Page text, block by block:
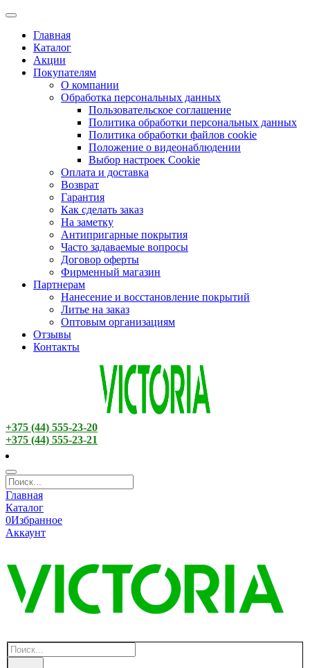
Главная
Каталог
Акции
Покупателям
О компании
Обработка персональных данных
Пользовательское соглашение
Политика обработки персональных данных
Политика обработки файлов cookie
Положение о видеонаблюдении
Выбор настроек Cookie
Оплата и доставка
Возврат
Гарантия
Как сделать заказ
На заметку
Антипригарные покрытия
Часто задаваемые вопросы
Договор оферты
Фирменный магазин
Партнерам
Нанесение и восстановление покрытий
Литье на заказ
Оптовым организациям
Отзывы
Контакты
+375 (44) 555-23-20
+375 (44) 555-23-21
Главная
Каталог
0Избранное
Аккаунт